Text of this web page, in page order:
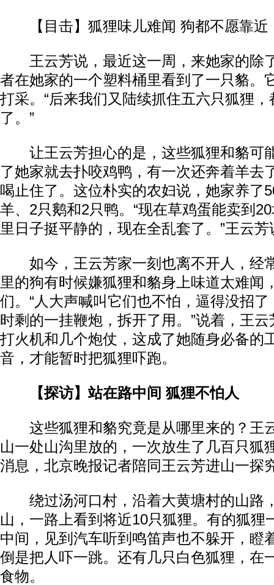
【目击】狐狸味儿难闻 狗都不愿靠近
王云芳说，最近这一周，来她家的除
者在她家的一个塑料桶里看到了一只貉。
打采。“后来我们又陆续抓住五六只狐狸
了。”
让王云芳担心的是，这些狐狸和貉可
了她家就去扑咬鸡鸭，有一次还奔着羊去
喝止住了。这位朴实的农妇说，她家养了
羊、2只鹅和2只鸭。“现在草鸡蛋能卖到
里日子挺平静的，现在全乱套了。”王云芳
如今，王云芳家一刻也离不开人，经
里的狗有时候嫌狐狸和貉身上味道太难闻
们。“人大声喊叫它们也不怕，逼得没招
时剩的一挂鞭炮，拆开了用。”说着，王
打火机和几个炮仗，这成了她随身必备的
音，才能暂时把狐狸吓跑。
【探访】站在路中间 狐狸不怕人
这些狐狸和貉究竟是从哪里来的？王
山一处山沟里放的，一次放生了几百只狐
消息，北京晚报记者陪同王云芳进山一探
绕过汤河口村，沿着大黄塘村的山路
山，一路上看到将近10只狐狸。有的狐狸
中间，见到汽车听到鸣笛声也不躲开，瞪
倒是把人吓一跳。还有几只白色狐狸，在
食物。